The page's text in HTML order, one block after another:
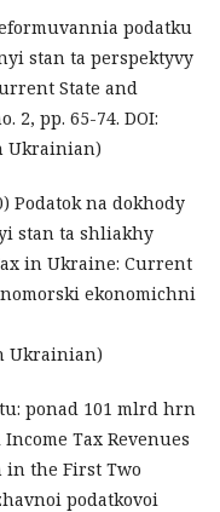
podatku
stan ta perspektyvy
State and
2, pp. 65-74. DOI:
Ukrainian)
Podatok na dokhody
stan ta shliakhy
in Ukraine: Current
ekonomichni
Ukrainian)
ponad 101 mlrd hrn
Tax Revenues
in the First Two
podatkovoi